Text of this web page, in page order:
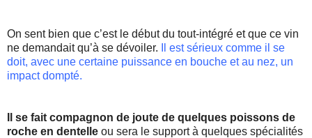
On sent bien que c’est le début du tout-intégré et que ce vin
ne demandaitqu’à se dévoiler.
Il est sérieux comme il se
doit, avec une certaine puissance en bouche et au nez, un
impact dompté.
Il se fait compagnon de joute de quelques poissons de
roche en dentelle ou sera le support à quelques spécialités